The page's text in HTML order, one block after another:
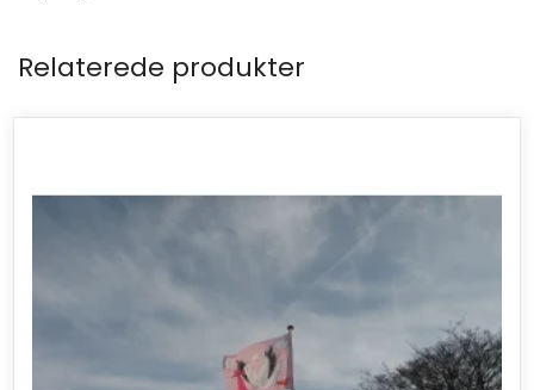
Relaterede produkter